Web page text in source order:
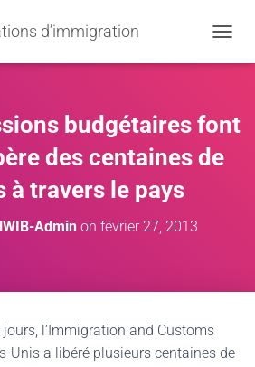
d’immigration
budgétaires font
des centaines de
à travers le pays
Admin on février 27, 2013
l’Immigration and Customs
Unis a libéré plusieurs centaines de